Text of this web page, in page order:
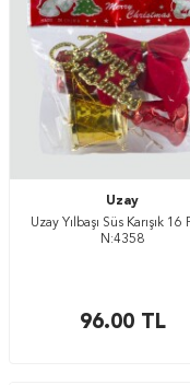
Uzay
Uzay Yılbaşı Süs Karışık 16
N:4358
96.00TL